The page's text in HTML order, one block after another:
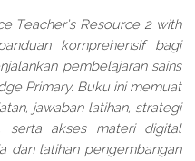
Teacher’s Resource 2 with
komprehensif bagi
pembelajaran sains
Primary. Buku ini memuat
jawaban latihan, strategi
serta akses materi digital
dan latihan pengembangan